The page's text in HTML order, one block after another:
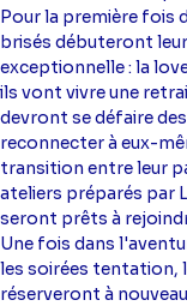
Pour la première fois
brisés débuteront
exceptionnelle : la
ils vont vivre une
devront se défaire
reconnecter à eux-
transition entre leur
ateliers préparés par
seront prêts à
Une fois dans
les soirées tentation,
réserveront à